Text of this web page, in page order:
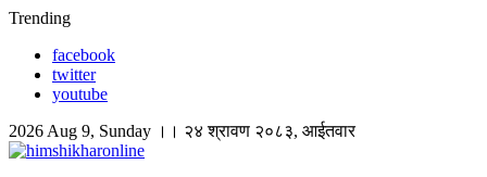
Skip
content
Trending
facebook
twitter
youtube
2026 Aug 9, Sunday ।। २४ श्रावण २०८३, आईतवार